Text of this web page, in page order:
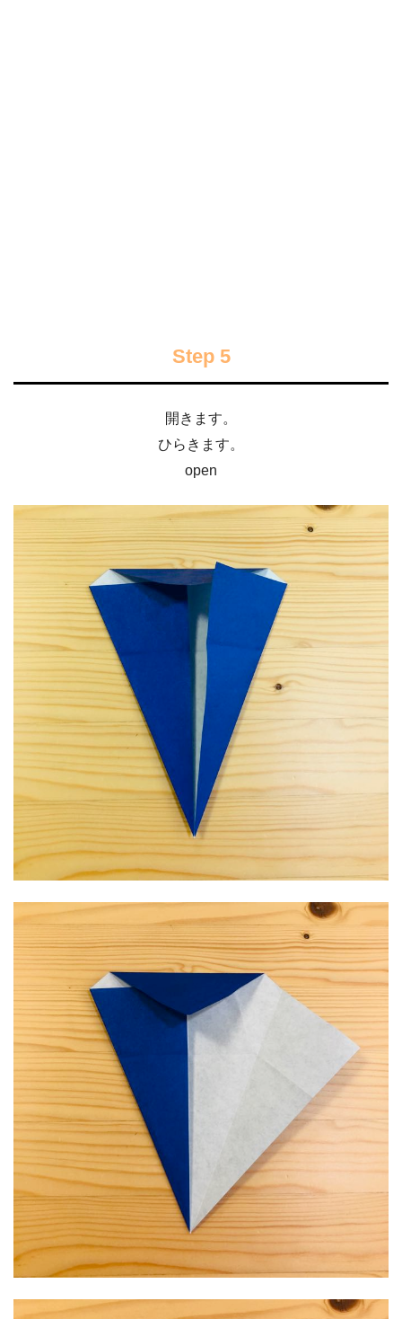
Step 5
開きます。
ひらきます。
open